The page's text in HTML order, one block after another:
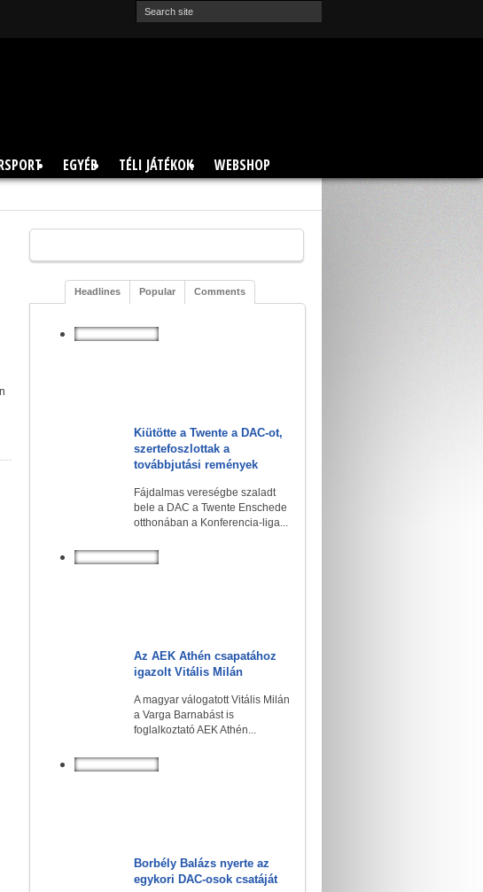
EGYÉB TÉLI JÁTÉKOK WEBSHOP
Headlines Popular Comments
Kiütötte a Twente a DAC-ot,
szertefoszlottak a
továbbjutási remények
Fájdalmas vereségbe szaladt
bele a DAC a Twente Enschede
otthonában a Konferencia-liga...
Az AEK Athén csapatához
igazolt Vitális Milán
A magyar válogatott Vitális Milán
a Varga Barnabást is
foglalkoztató AEK Athén...
Borbély Balázs nyerte az
egykori DAC-osok csatáját